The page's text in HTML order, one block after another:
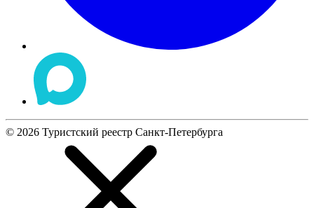
© 2026 Туристский реестр Санкт-Петербурга